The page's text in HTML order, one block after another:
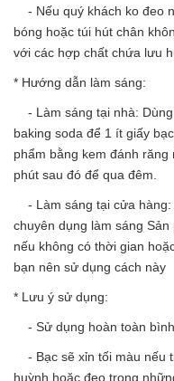
- Nếu quý khách ko đeo
bóng hoặc túi hút chân
với các hợp chất chứa lưu
* Hướng dẫn làm sáng:
- Làm sáng tại nhà:
baking soda để 1 ít giấy
phẩm bằng kem đánh
phút sau đó để qua đêm.
- Làm sáng tại cửa hàng:
chuyên dụng làm sáng
nếu không có thời gian
bạn nên sử dụng cách này
* Lưu ý sử dụng:
- Sử dụng hoàn toàn
- Bạc sẽ xỉn tối màu nếu
huỳnh hoặc đeo trong